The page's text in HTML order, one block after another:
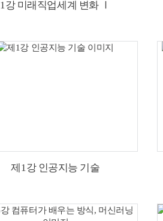
1강 미래직업세계 변화 Ⅰ
제1강 인공지능 기술